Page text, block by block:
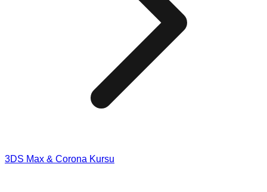
3DS Max & Corona Kursu